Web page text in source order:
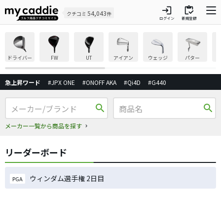
クチコミ 54,043件 login
ログイン
inventory
新規登録
ドライバー FW UT アイアン ウェッジ パター
急上昇ワード #JPX ONE #ONOFF AKA #Qi4D #G440
search
メーカー一覧から商品を探す
search
リーダーボード
PGA ウィンダム選手権 2日目